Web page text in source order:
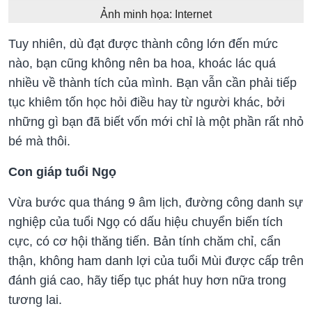
Ảnh minh họa: Internet
Tuy nhiên, dù đạt được thành công lớn đến mức
nào, bạn cũng không nên ba hoa, khoác lác quá
nhiều về thành tích của mình. Bạn vẫn cần phải tiếp
tục khiêm tốn học hỏi điều hay từ người khác, bởi
những gì bạn đã biết vốn mới chỉ là một phần rất nhỏ
bé mà thôi.
Con giáp tuổi Ngọ
Vừa bước qua tháng 9 âm lịch, đường công danh sự
nghiệp của tuổi Ngọ có dấu hiệu chuyển biến tích
cực, có cơ hội thăng tiến. Bản tính chăm chỉ, cẩn
thận, không ham danh lợi của tuổi Mùi được cấp trên
đánh giá cao, hãy tiếp tục phát huy hơn nữa trong
tương lai.